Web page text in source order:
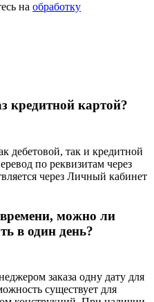
на обработку
кредитной картой?
дебетовой, так и кредитной
по реквизитам через
через Личный кабинет
можно ли
в один день?
заказа одну дату для
существует для